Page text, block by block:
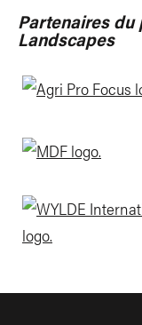
Partenaires du
Landscapes